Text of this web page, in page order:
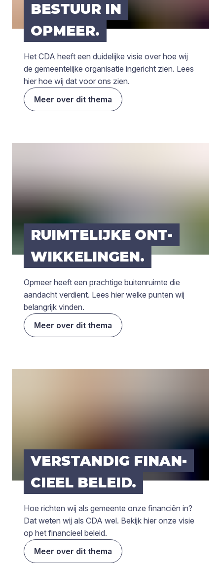
BESTUUR IN
OPMEER.
Het CDA heeft een duidelijke visie over hoe wij
de gemeentelijke organisatie ingericht zien. Lees
hier hoe wij dat voor ons zien.
Meer over dit thema
RUIM­TE­LIJ­KE ONT­
WIK­KE­LIN­GEN.
Opmeer heeft een prachtige buitenruimte die
aandacht verdient. Lees hier welke punten wij
belangrijk vinden.
Meer over dit thema
VER­STAN­DIG FINAN­
CI­EEL BELEID.
Hoe richten wij als gemeente onze financiën in?
Dat weten wij als CDA wel. Bekijk hier onze visie
op het financieel beleid.
Meer over dit thema